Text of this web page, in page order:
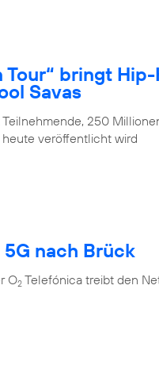
bringt
Savas
250
heute veröffentlicht wird
nach Brück
O2 Telefónica treibt den